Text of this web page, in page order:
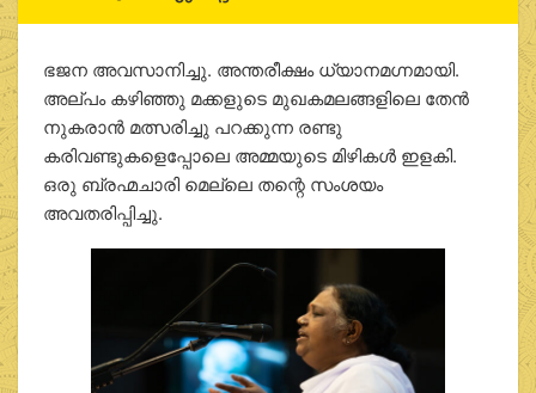
ഭജന അവസാനിച്ചു. അന്തരീക്ഷം ധ്യാനമഗ്നമായി.
അല്പം കഴിഞ്ഞു മക്കളുടെ മുഖകമലങ്ങളിലെ തേന്‍
നുകരാന്‍ മത്സരിച്ചു പറക്കുന്ന രണ്ടു
കരിവണ്ടുകളെപ്പോലെ അമ്മയുടെ മിഴികള്‍ ഇളകി.
ഒരു ബ്രഹ്മചാരി മെല്ലെ തന്റെ സംശയം
അവതരിപ്പിച്ചു.